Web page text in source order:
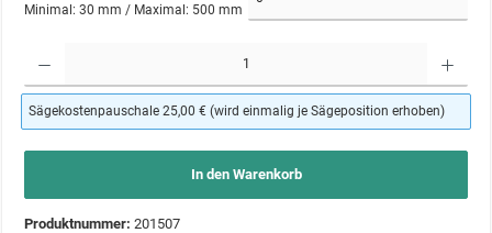
Minimal: 30 mm / Maximal: 500 mm
Sägekostenpauschale 25,00 € (wird einmalig je Sägeposition erhoben)
In den Warenkorb
Produktnummer: 201507